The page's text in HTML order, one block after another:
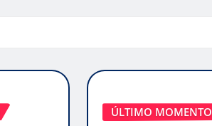
ÚLTIMO MOMENTO